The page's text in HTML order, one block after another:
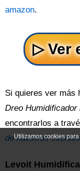
amazon.
Si quieres ver más
Dreo
encontrarlos a
de nuestros
Levoit
Utilizamos cookies